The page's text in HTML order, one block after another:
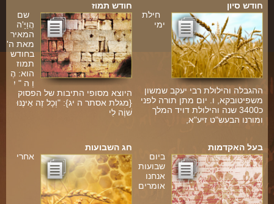
חודש תמוז
שם
הֲוַיָּ'ה
המאיר
מאת ה'
בחודש
תמוז
הוא: הֶ
וֵ ה " יִ
היוצא מסופי התיבות של הפסוק
{מגלת אסתר ה יג}: "וְכָל זֶה אֵינֶנּוּ
שׁוֶֹה לִי
חודש סיון
חילת
ימי
ההגבלה והילולת רבי יעקב שמשון
משפיטובקא, ו. יום מתן תורה לפני
כ3400 שנה והילולת דויד המלך
ומורנו הבעש"ט זיע"א,
חג השבועות
אחרי
בעל האקדמות
ביום
שבועות
אנחנו
אומרים